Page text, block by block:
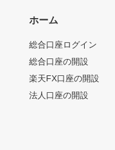
ホーム
総合口座ログイン
総合口座の開設
楽天FX口座の開設
法人口座の開設